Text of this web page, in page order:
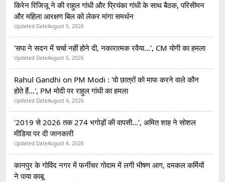
किरेन रिजिजू ने की राहुल गांधी और प्रियंका गांधी के साथ बैठक, परिसीमन
और महिला आरक्षण बिल को लेकर मांगा समर्थन
Updated DateAugust 5, 2026
'सपा ने सदन में चर्चा नहीं होने दी, नकारात्मक रवैया...', CM योगी का हमला
Updated DateAugust 5, 2026
Rahul Gandhi on PM Modi : 'वो छात्रों को माफ करने वाले कौन
होते हैं...', PM मोदी पर राहुल गांधी का हमला
Updated DateAugust 4, 2026
'2019 से 2026 तक 274 भगोड़ों की वापसी...', अमित शाह ने सोशल
मीडिया पर दी जानकारी
Updated DateAugust 4, 2026
कानपुर के गोविंद नगर में फर्नीचर गोदाम में लगी भीषण आग, दमकल कर्मियों
ने पाया काबू